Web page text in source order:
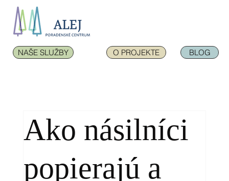
Ako násilníci
popierajú a
BLOG
O PROJEKTE
NAŠE SLUŽBY